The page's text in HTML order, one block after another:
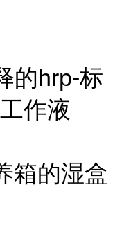
的hrp-标
作液
箱的湿盒